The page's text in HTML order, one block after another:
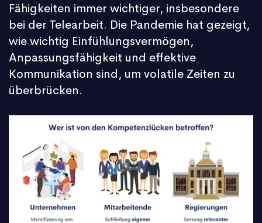
Fähigkeiten immer wichtiger, insbesondere
bei der Telearbeit. Die Pandemie hat gezeigt,
wie wichtig Einfühlungsvermögen,
Anpassungsfähigkeit und effektive
Kommunikation sind, um volatile Zeiten zu
überbrücken.